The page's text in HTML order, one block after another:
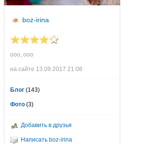
boz-irina
ооо, ооо
на сайте 13.09.2017 21:08
Блог (143)
Фото (3)
Добавить в друзья
Написать boz-irina